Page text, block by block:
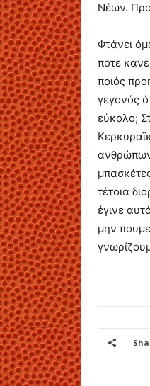
Νέων.
Φτάνει
ποτε
ποιός
γεγονός
εύκολο;
ανθρώπων
τέτοια
έγινε
μην